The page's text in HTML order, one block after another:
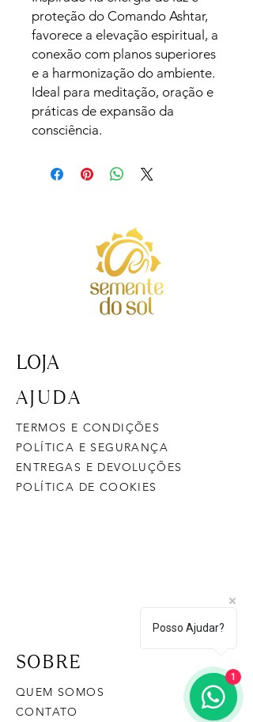
proteção do Comando Ashtar,
favorece a elevação espiritual, a
conexão com planos superiores
e a harmonização do ambiente.
Ideal para meditação, oração e
práticas de expansão da
consciência.
LOJA
AJUDA
TERMOS E CONDIÇÕES
POLÍTICA E SEGURANÇA
ENTREGAS E DEVOLUÇÕES
POLÍTICA DE COOKIES
SOBRE
QUEM SOMOS
CONTATO
Posso Ajudar?
1